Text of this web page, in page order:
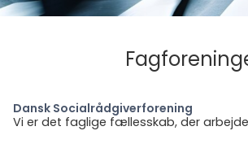
Dansk Socialrådgiverforening
Vi er det faglige fællesskab, der